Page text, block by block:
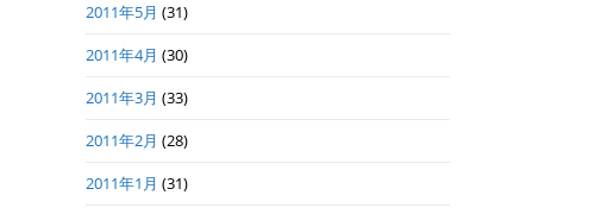
2011年5月 (31)
2011年4月 (30)
2011年3月 (33)
2011年2月 (28)
2011年1月 (31)